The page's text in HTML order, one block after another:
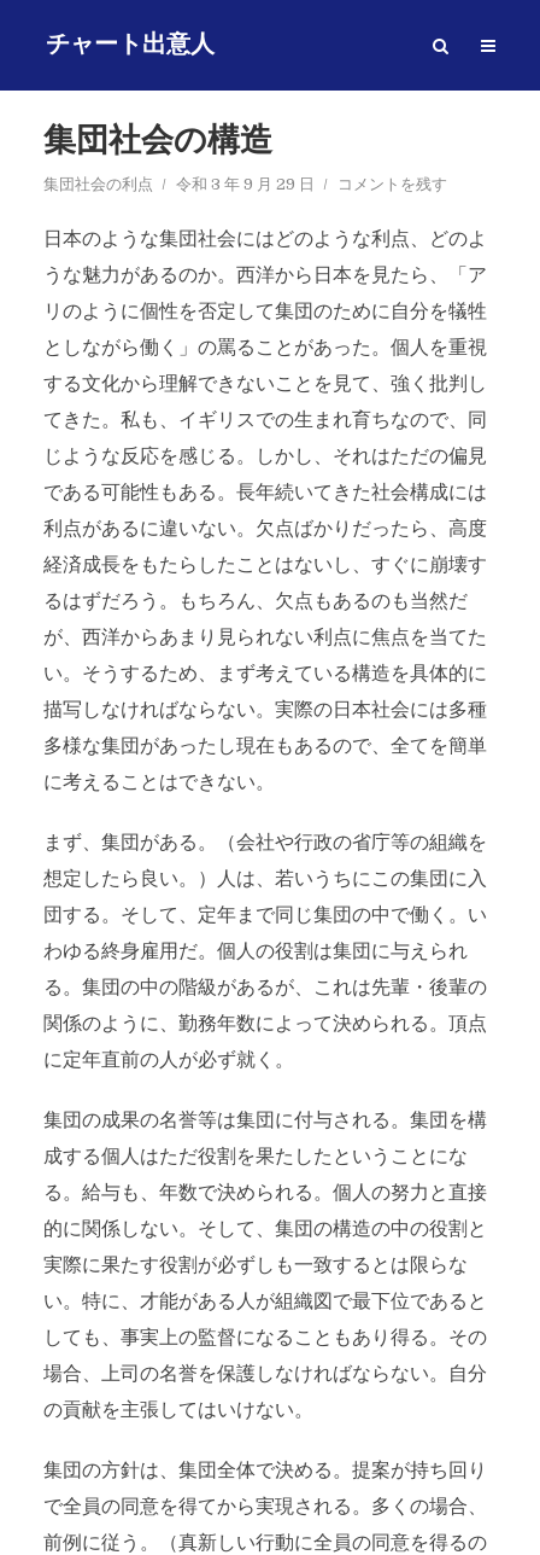
チャート出意人
集団社会の構造
集団社会の利点 令和 3 年 9 月 29 日 コメントを残す
日本のような集団社会にはどのような利点、どのよ
うな魅力があるのか。西洋から日本を見たら、「ア
リのように個性を否定して集団のために自分を犠牲
としながら働く」の罵ることがあった。個人を重視
する文化から理解できないことを見て、強く批判し
てきた。私も、イギリスでの生まれ育ちなので、同
じような反応を感じる。しかし、それはただの偏見
である可能性もある。長年続いてきた社会構成には
利点があるに違いない。欠点ばかりだったら、高度
経済成長をもたらしたことはないし、すぐに崩壊す
るはずだろう。もちろん、欠点もあるのも当然だ
が、西洋からあまり見られない利点に焦点を当てた
い。そうするため、まず考えている構造を具体的に
描写しなければならない。実際の日本社会には多種
多様な集団があったし現在もあるので、全てを簡単
に考えることはできない。
まず、集団がある。（会社や行政の省庁等の組織を
想定したら良い。）人は、若いうちにこの集団に入
団する。そして、定年まで同じ集団の中で働く。い
わゆる終身雇用だ。個人の役割は集団に与えられ
る。集団の中の階級があるが、これは先輩・後輩の
関係のように、勤務年数によって決められる。頂点
に定年直前の人が必ず就く。
集団の成果の名誉等は集団に付与される。集団を構
成する個人はただ役割を果たしたということにな
る。給与も、年数で決められる。個人の努力と直接
的に関係しない。そして、集団の構造の中の役割と
実際に果たす役割が必ずしも一致するとは限らな
い。特に、才能がある人が組織図で最下位であると
しても、事実上の監督になることもあり得る。その
場合、上司の名誉を保護しなければならない。自分
の貢献を主張してはいけない。
集団の方針は、集団全体で決める。提案が持ち回り
で全員の同意を得てから実現される。多くの場合、
前例に従う。（真新しい行動に全員の同意を得るの